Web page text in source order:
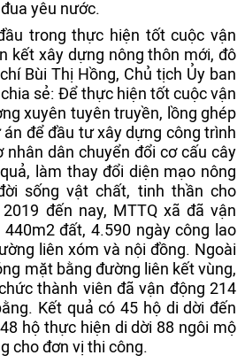
yêu nước.
trong thực hiện tốt cuộc vận
kết xây dựng nông thôn mới, đô
Bùi Thị Hồng, Chủ tịch Ủy ban
sẻ: Để thực hiện tốt cuộc vận
xuyên tuyên truyền, lồng ghép
để đầu tư xây dựng công trình
nhân dân chuyển đổi cơ cấu cây
làm thay đổi diện mạo nông
sống vật chất, tinh thần cho
đến nay, MTTQ xã đã vận
đất, 4.590 ngày công lao
liên xóm và nội đồng. Ngoài
mặt bằng đường liên kết vùng,
thành viên đã vận động 214
Kết quả có 45 hộ di dời đến
hộ thực hiện di dời 88 ngôi mộ
cho đơn vị thi công.